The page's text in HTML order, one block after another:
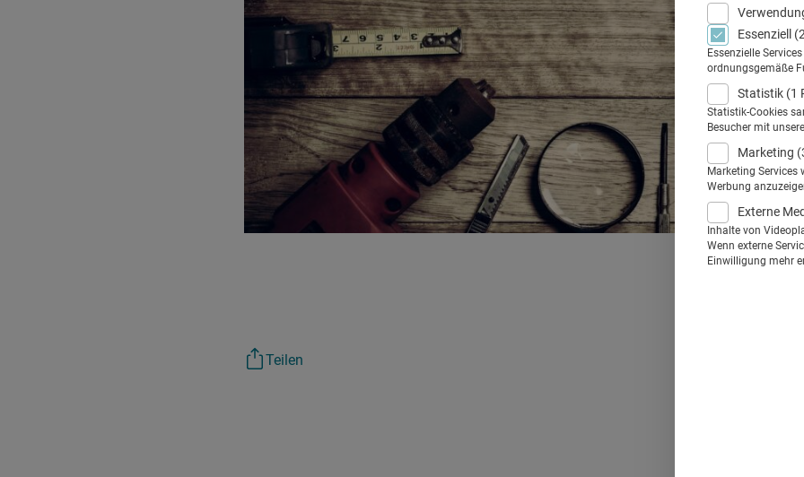
Teilen
Essenziell
Essenzielle
ordnungsgemäße
Statistik (1
Statistik-Cookies
Besucher mit
Marketing
Marketing
Werbung
Externe
Inhalte von
Wenn externe
Einwilligung mehr